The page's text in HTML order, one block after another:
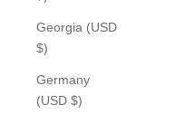
Georgia (USD
$)
Germany
(USD $)